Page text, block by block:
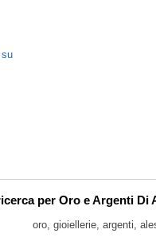
per Oro e Argenti Di
oro, gioiellerie, argenti,